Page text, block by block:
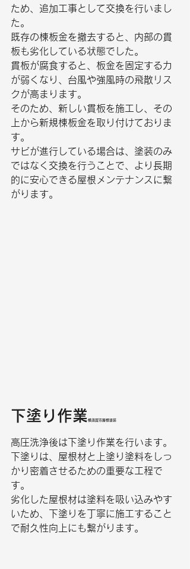
ため、追加工事として交換を行いまし
た。
既存の棟板金を撤去すると、内部の貫
板も劣化している状態でした。
貫板が腐食すると、板金を固定する力
が弱くなり、台風や強風時の飛散リス
クが高まります。
そのため、新しい貫板を施工し、その
上から新規棟板金を取り付けておりま
す。
サビが進行している場合は、塗装のみ
ではなく交換を行うことで、より長期
的に安心できる屋根メンテナンスに繋
がります。
下塗り作業 横須賀市屋根塗装
高圧洗浄後は下塗り作業を行います。
下塗りは、屋根材と上塗り塗料をしっ
かり密着させるための重要な工程で
す。
劣化した屋根材は塗料を吸い込みやす
いため、下塗りを丁寧に施工すること
で耐久性向上にも繋がります。